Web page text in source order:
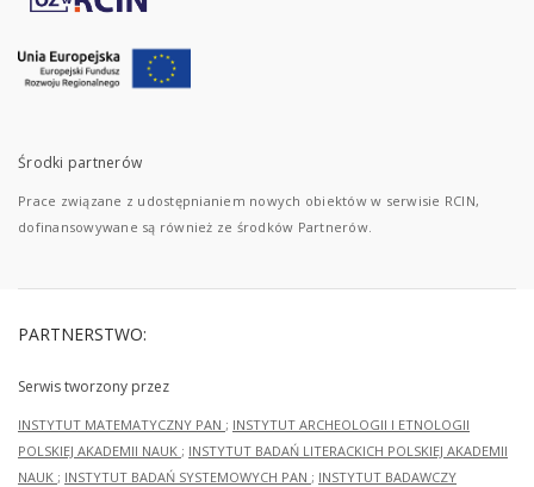
Środki partnerów
Prace związane z udostępnianiem nowych obiektów w serwisie RCIN,
dofinansowywane są również ze środków Partnerów.
PARTNERSTWO:
Serwis tworzony przez
INSTYTUT MATEMATYCZNY PAN ; INSTYTUT ARCHEOLOGII I ETNOLOGII
POLSKIEJ AKADEMII NAUK ; INSTYTUT BADAŃ LITERACKICH POLSKIEJ AKADEMII
NAUK ; INSTYTUT BADAŃ SYSTEMOWYCH PAN ; INSTYTUT BADAWCZY